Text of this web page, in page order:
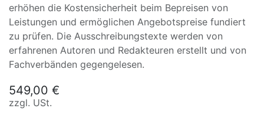
erhöhen die Kostensicherheit beim Bepreisen von
Leistungen und ermöglichen Angebotspreise fundiert
zu prüfen. Die Ausschreibungstexte werden von
erfahrenen Autoren und Redakteuren erstellt und von
Fachverbänden gegengelesen.
549,00 €
zzgl. USt.